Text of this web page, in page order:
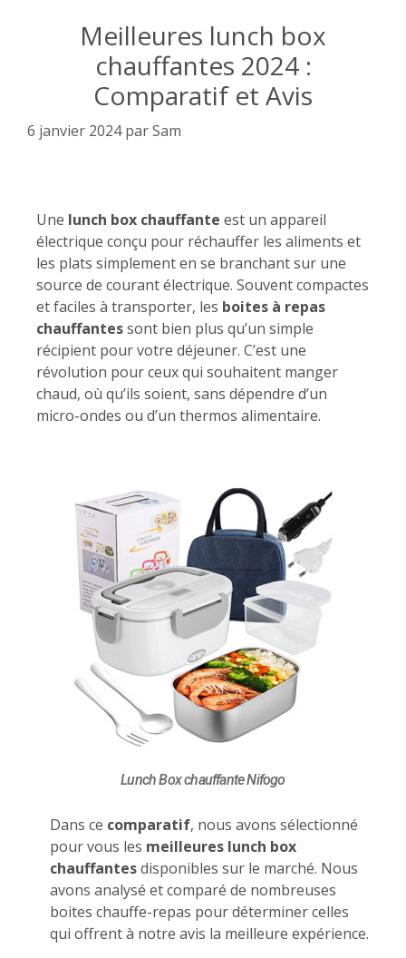
Meilleures lunch box
chauffantes 2024 :
Comparatif et Avis
6 janvier 2024 parSam
Une lunch box chauffante est un appareil
électrique conçu pour réchauffer les aliments et
les plats simplement en se branchant sur une
source de courant électrique. Souvent compactes
et faciles à transporter, les boites à repas
chauffantessont bien plus qu’un simple
récipient pour votre déjeuner. C’est une
révolution pour ceux qui souhaitent manger
chaud, où qu’ils soient, sans dépendre d’un
micro-ondes ou d’un thermos alimentaire.
Lunch Box chauffante Nifogo
Dans ce comparatif, nous avons sélectionné
pour vous les meilleures lunch box
chauffantesdisponibles sur le marché. Nous
avons analysé et comparé de nombreuses
boites chauffe-repas pour déterminer celles
qui offrent à notre avis la meilleure expérience.